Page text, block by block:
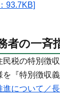
93.7KB]
者の一斉
税の特別徴
『特別徴収
について／